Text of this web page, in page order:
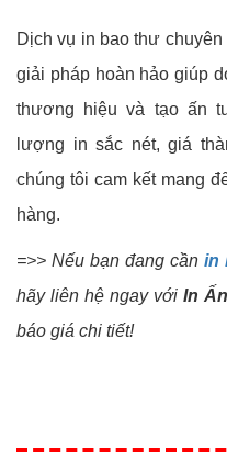
Dịch vụ in bao thư
giải pháp hoàn hảo giúp
thương hiệu và tạo ấn
lượng in sắc nét, giá
chúng tôi cam kết mang
hàng.
=>> Nếu bạn đang cần in
hãy liên hệ ngay vớiIn
báo giá chi tiết!